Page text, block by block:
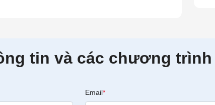
tin và các chương
Email*